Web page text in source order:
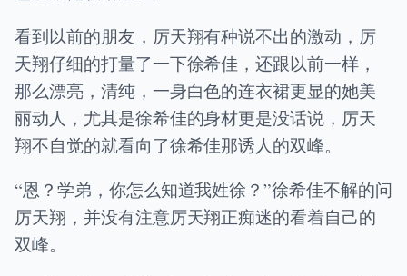
看到以前的朋友，厉天翔有种说不出的激动，厉
天翔仔细的打量了一下徐希佳，还跟以前一样，
那么漂亮，清纯，一身白色的连衣裙更显的她美
丽动人，尤其是徐希佳的身材更是没话说，厉天
翔不自觉的就看向了徐希佳那诱人的双峰。
“恩？学弟，你怎么知道我姓徐？”徐希佳不解的问
厉天翔，并没有注意厉天翔正痴迷的看着自己的
双峰。